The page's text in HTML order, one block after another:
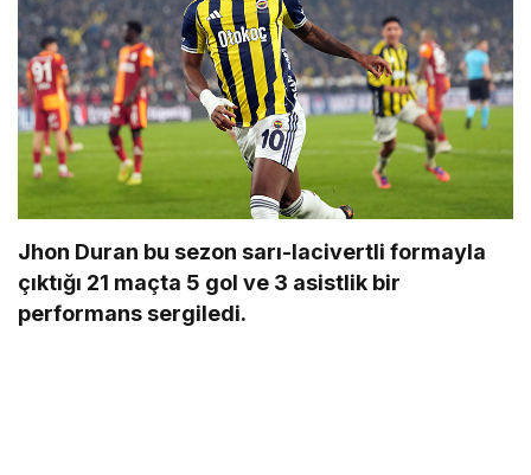
Jhon Duran bu sezon sarı-lacivertli formayla
çıktığı 21 maçta 5 gol ve 3 asistlik bir
performans sergiledi.